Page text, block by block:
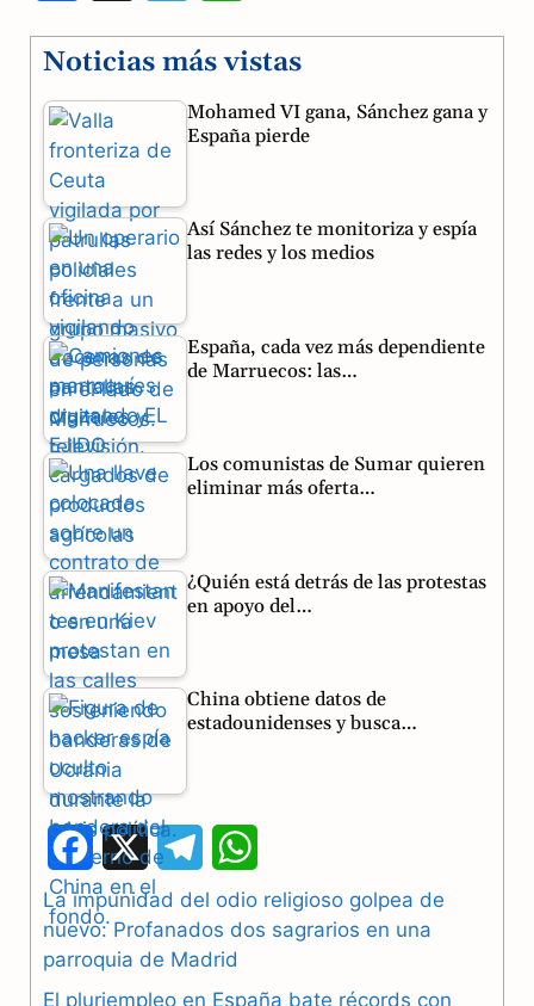
c
e
b
o
o
k
l
e
a
a
t
p
Noticias más vistas
Mohamed VI gana, Sánchez gana y
España pierde
Así Sánchez te monitoriza y espía
las redes y los medios
España, cada vez más dependiente
de Marruecos: las…
Los comunistas de Sumar quieren
eliminar más oferta…
¿Quién está detrás de las protestas
en apoyo del…
China obtiene datos de
estadounidenses y busca…
F
a
c
X
e
l
h
a
La impunidad del odio religioso golpea de
nuevo: Profanados dos sagrarios en una
parroquia de Madrid
El pluriempleo en España bate récords con